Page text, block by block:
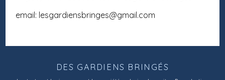
email: lesgardiensbringes@gmail.com
DES GARDIENS BRINGÉS